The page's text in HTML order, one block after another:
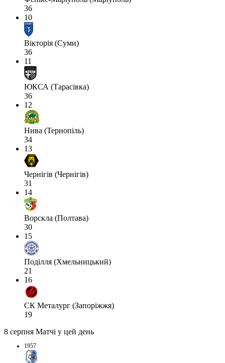
36
10
Вікторія (Суми)
36
11
ЮКСА (Тарасівка)
36
12
Нива (Тернопіль)
34
13
Чернігів (Чернігів)
31
14
Ворскла (Полтава)
30
15
Поділля (Хмельницький)
21
16
СК Металург (Запоріжжя)
19
8 серпня Матчі у цей день
1957